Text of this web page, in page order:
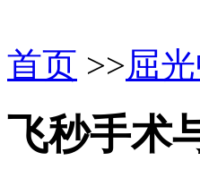
首页 >>屈
飞秒手术